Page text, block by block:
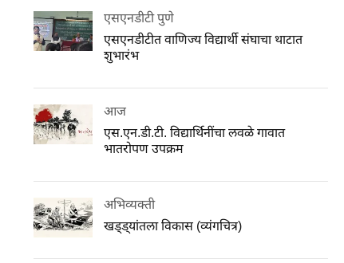
एसएनडीटी पुणे
एसएनडीटीत वाणिज्य विद्यार्थी संघाचा थाटात
शुभारंभ
आज
एस.एन.डी.टी. विद्यार्थिनींचा लवळे गावात
भातरोपण उपक्रम
अभिव्यक्ती
खड्ड्यांतला विकास (व्यंगचित्र)